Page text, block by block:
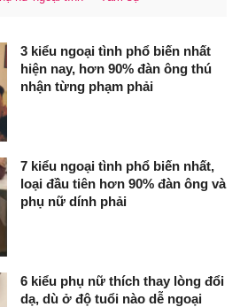
3 kiểu ngoại tình phổ biến nhất
hiện nay, hơn 90% đàn ông thú
nhận từng phạm phải
7 kiểu ngoại tình phổ biến nhất,
loại đầu tiên hơn 90% đàn ông và
phụ nữ dính phải
6 kiểu phụ nữ thích thay lòng đổi
dạ, dù ở độ tuổi nào dễ ngoại